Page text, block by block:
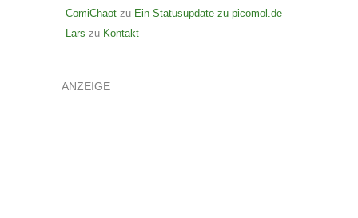
ComiChaotzu Ein Statusupdate zu picomol.de
Lars zu Kontakt
ANZEIGE